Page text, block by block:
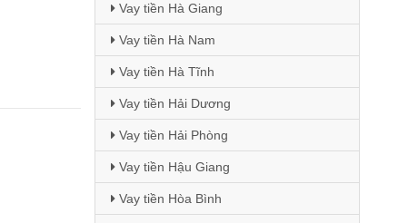
Vay tiền Hà Giang
Vay tiền Hà Nam
Vay tiền Hà Tĩnh
Vay tiền Hải Dương
Vay tiền Hải Phòng
Vay tiền Hậu Giang
Vay tiền Hòa Bình